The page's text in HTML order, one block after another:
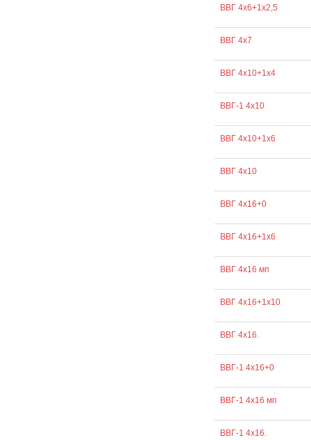
ВВГ 4х6+1х2,5
ВВГ 4х7
ВВГ 4х10+1х4
ВВГ-1 4х10
ВВГ 4х10+1х6
ВВГ 4х10
ВВГ 4х16+0
ВВГ 4х16+1х6
ВВГ 4х16 мп
ВВГ 4х16+1х10
ВВГ 4х16.
ВВГ-1 4х16+0
ВВГ-1 4х16 мп
ВВГ-1 4х16.